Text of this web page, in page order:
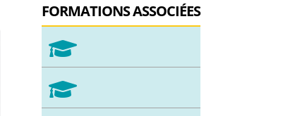
FORMATIONS ASSOCIÉES

